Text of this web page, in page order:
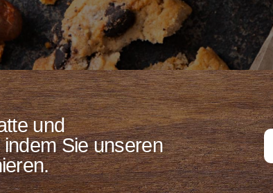
und
Sie unseren